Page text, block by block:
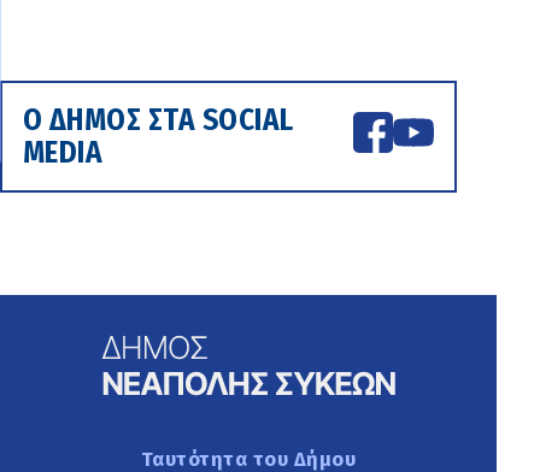
Ο ΔΗΜΟΣ ΣΤΑ SOCIAL
MEDIA
Ταυτότητα του Δήμου